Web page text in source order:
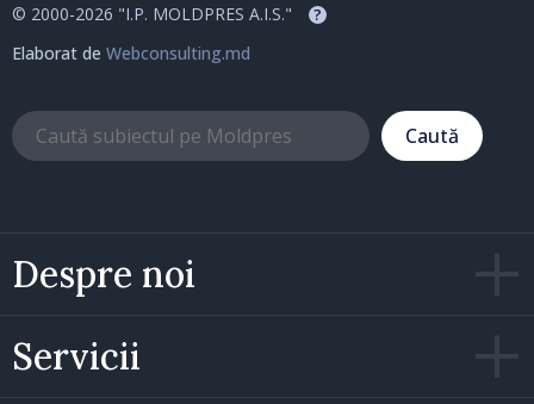
Despre noi
Servicii
© 2000-2026 "I.P. MOLDPRES A.I.S." ?
Elaborat de Webconsulting.md
Caută